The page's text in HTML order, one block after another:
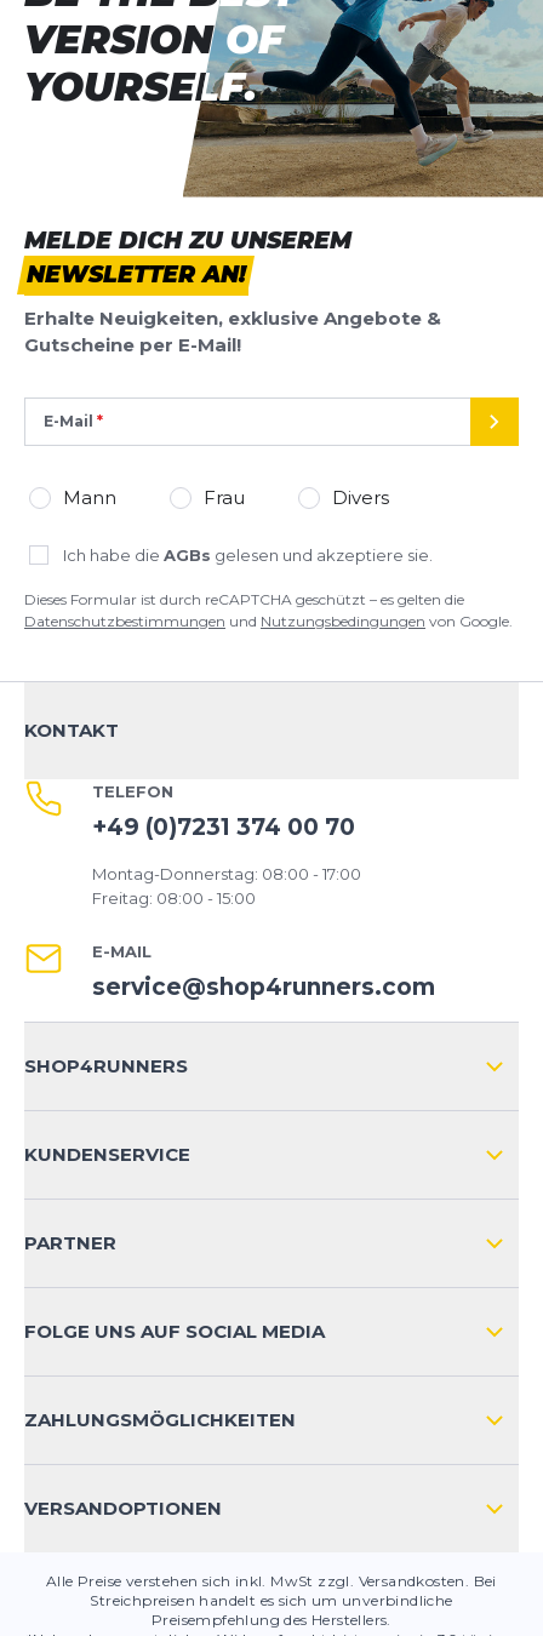
MELDE DICH ZU UNSEREM
NEWSLETTER AN!
Erhalte Neuigkeiten, exklusive Angebote &
Gutscheine per E-Mail!
E-Mail
Mann Frau Divers
Ich habe die AGBs gelesen und akzeptiere sie.
Dieses Formular ist durch reCAPTCHA geschützt – es gelten die
Datenschutzbestimmungen und Nutzungsbedingungen von Google.
VERSION OF
YOURSELF.
VERSION OF
YOURSELF.
KONTAKT
TELEFON
+49 (0)7231 374 00 70
Montag-Donnerstag: 08:00 - 17:00
Freitag: 08:00 - 15:00
E-MAIL
service@shop4runners.com
SHOP4RUNNERS
KUNDENSERVICE
KONTAKT
PRODUKTSICHERHEIT
PARTNER
FOLGE UNS AUF SOCIAL MEDIA
ZAHLUNGSMÖGLICHKEITEN
VERSANDOPTIONEN
Alle Preise verstehen sich inkl. MwSt zzgl. Versandkosten. Bei
Streichpreisen handelt es sich um unverbindliche
Preisempfehlung des Herstellers.